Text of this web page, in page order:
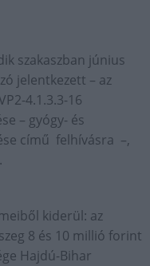
szakaszban június
jelentkezett – az
4.1.3.3-16
– gyógy- és
című felhívásra –,
kiderül: az
8 és 10 millió forint
Hajdú-Bihar